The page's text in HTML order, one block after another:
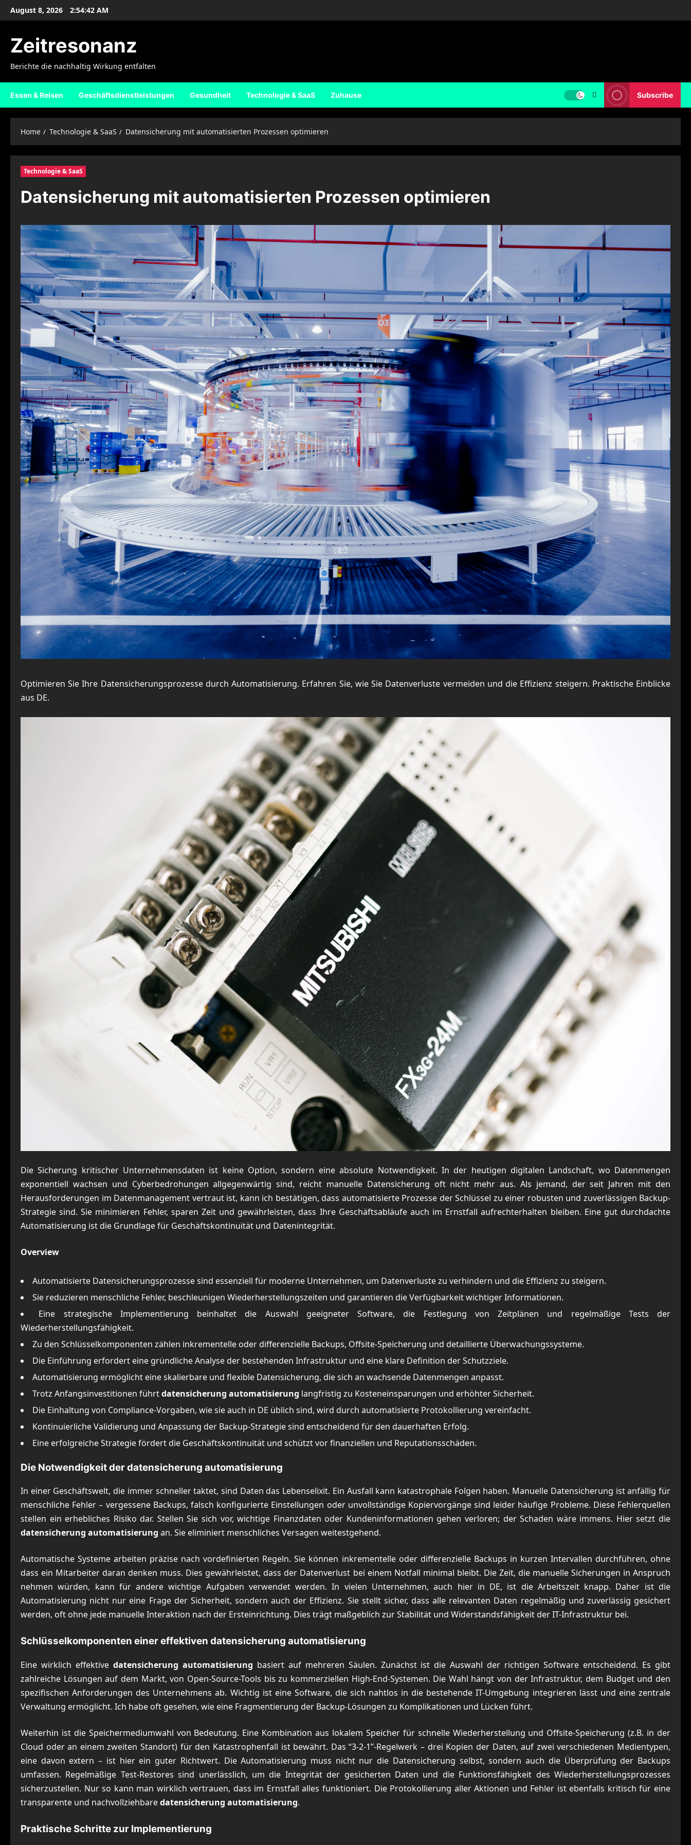
SkipAugust 8, 2026 2:54:44 AM
Zeitresonanz
Berichte die nachhaltig Wirkung entfalten
Essen & Reisen Geschäftsdienstleistungen Gesundheit Technologie & SaaS Zuhause Subscribe
Home Technologie & SaaS Datensicherung mit automatisierten Prozessen optimieren
Technologie & SaaS
Datensicherung mit automatisierten Prozessen optimieren
Optimieren Sie Ihre Datensicherungsprozesse durch Automatisierung. Erfahren Sie, wie Sie Datenverluste vermeiden und die Effizienz steigern. Praktische Einblicke
aus DE.
Die Sicherung kritischer Unternehmensdaten ist keine Option, sondern eine absolute Notwendigkeit. In der heutigen digitalen Landschaft, wo Datenmengen
exponentiell wachsen und Cyberbedrohungen allgegenwärtig sind, reicht manuelle Datensicherung oft nicht mehr aus. Als jemand, der seit Jahren mit den
Herausforderungen im Datenmanagement vertraut ist, kann ich bestätigen, dass automatisierte Prozesse der Schlüssel zu einer robusten und zuverlässigen Backup-
Strategie sind. Sie minimieren Fehler, sparen Zeit und gewährleisten, dass Ihre Geschäftsabläufe auch im Ernstfall aufrechterhalten bleiben. Eine gut durchdachte
Automatisierung ist die Grundlage für Geschäftskontinuität und Datenintegrität.
Overview
Automatisierte Datensicherungsprozesse sind essenziell für moderne Unternehmen, um Datenverluste zu verhindern und die Effizienz zu steigern.
Sie reduzieren menschliche Fehler, beschleunigen Wiederherstellungszeiten und garantieren die Verfügbarkeit wichtiger Informationen.
Eine strategische Implementierung beinhaltet die Auswahl geeigneter Software, die Festlegung von Zeitplänen und regelmäßige Tests der
Wiederherstellungsfähigkeit.
Zu den Schlüsselkomponenten zählen inkrementelle oder differenzielle Backups, Offsite-Speicherung und detaillierte Überwachungssysteme.
Die Einführung erfordert eine gründliche Analyse der bestehenden Infrastruktur und eine klare Definition der Schutzziele.
Automatisierung ermöglicht eine skalierbare und flexible Datensicherung, die sich an wachsende Datenmengen anpasst.
Trotz Anfangsinvestitionen führtdatensicherung automatisierung langfristig zu Kosteneinsparungen und erhöhter Sicherheit.
Die Einhaltung von Compliance-Vorgaben, wie sie auch in DE üblich sind, wird durch automatisierte Protokollierung vereinfacht.
Kontinuierliche Validierung und Anpassung der Backup-Strategie sind entscheidend für den dauerhaften Erfolg.
Eine erfolgreiche Strategie fördert die Geschäftskontinuität und schützt vor finanziellen und Reputationsschäden.
Die Notwendigkeit der datensicherung automatisierung
In einer Geschäftswelt, die immer schneller taktet, sind Daten das Lebenselixit. Ein Ausfall kann katastrophale Folgen haben. Manuelle Datensicherung ist anfällig für
menschliche Fehler – vergessene Backups, falsch konfigurierte Einstellungen oder unvollständige Kopiervorgänge sind leider häufige Probleme. Diese Fehlerquellen
stellen ein erhebliches Risiko dar. Stellen Sie sich vor, wichtige Finanzdaten oder Kundeninformationen gehen verloren; der Schaden wäre immens. Hier setzt die
datensicherung automatisierung an. Sie eliminiert menschliches Versagen weitestgehend.
Automatische Systeme arbeiten präzise nach vordefinierten Regeln. Sie können inkrementelle oder differenzielle Backups in kurzen Intervallen durchführen, ohne
dass ein Mitarbeiter daran denken muss. Dies gewährleistet, dass der Datenverlust bei einem Notfall minimal bleibt. Die Zeit, die manuelle Sicherungen in Anspruch
nehmen würden, kann für andere wichtige Aufgaben verwendet werden. In vielen Unternehmen, auch hier in DE, ist die Arbeitszeit knapp. Daher ist die
Automatisierung nicht nur eine Frage der Sicherheit, sondern auch der Effizienz. Sie stellt sicher, dass alle relevanten Daten regelmäßig und zuverlässig gesichert
werden, oft ohne jede manuelle Interaktion nach der Ersteinrichtung. Dies trägt maßgeblich zur Stabilität und Widerstandsfähigkeit der IT-Infrastruktur bei.
Schlüsselkomponenten einer effektiven datensicherung automatisierung
Eine wirklich effektive datensicherung automatisierung basiert auf mehreren Säulen. Zunächst ist die Auswahl der richtigen Software entscheidend. Es gibt
zahlreiche Lösungen auf dem Markt, von Open-Source-Tools bis zu kommerziellen High-End-Systemen. Die Wahl hängt von der Infrastruktur, dem Budget und den
spezifischen Anforderungen des Unternehmens ab. Wichtig ist eine Software, die sich nahtlos in die bestehende IT-Umgebung integrieren lässt und eine zentrale
Verwaltung ermöglicht. Ich habe oft gesehen, wie eine Fragmentierung der Backup-Lösungen zu Komplikationen und Lücken führt.
Weiterhin ist die Speichermediumwahl von Bedeutung. Eine Kombination aus lokalem Speicher für schnelle Wiederherstellung und Offsite-Speicherung (z.B. in der
Cloud oder an einem zweiten Standort) für den Katastrophenfall ist bewährt. Das “3-2-1”-Regelwerk – drei Kopien der Daten, auf zwei verschiedenen Medientypen,
eine davon extern – ist hier ein guter Richtwert. Die Automatisierung muss nicht nur die Datensicherung selbst, sondern auch die Überprüfung der Backups
umfassen. Regelmäßige Test-Restores sind unerlässlich, um die Integrität der gesicherten Daten und die Funktionsfähigkeit des Wiederherstellungsprozesses
sicherzustellen. Nur so kann man wirklich vertrauen, dass im Ernstfall alles funktioniert. Die Protokollierung aller Aktionen und Fehler ist ebenfalls kritisch für eine
transparente und nachvollziehbaredatensicherung automatisierung.
Praktische Schritte zur Implementierung